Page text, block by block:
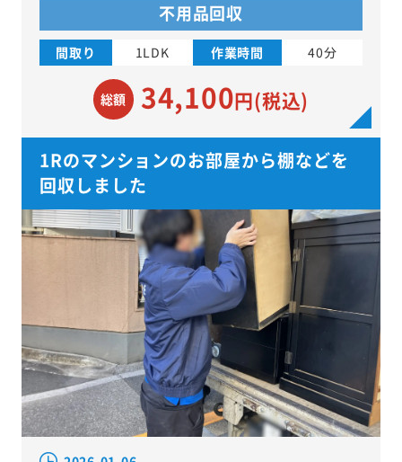
不用品回収
間取り 1LDK 作業時間 40分
総額 34,100円(税込)
1Rのマンションのお部屋から棚などを
回収しました